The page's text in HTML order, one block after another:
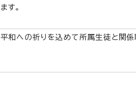
ます。
平和への祈りを込めて所属生徒と関係